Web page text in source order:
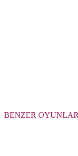
BENZER OYUNLAR